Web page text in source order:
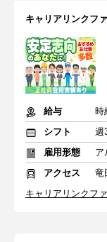
キャリアリンクフ
給与
時
シフト
週
雇用形態
ア
アクセス
竜
キャリアリンクフ